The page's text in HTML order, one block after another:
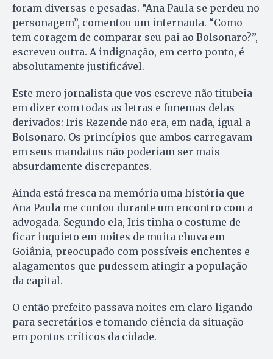
foram diversas e pesadas. “Ana Paula se perdeu no
personagem”, comentou um internauta. “Como
tem coragem de comparar seu pai ao Bolsonaro?”,
escreveu outra. A indignação, em certo ponto, é
absolutamente justificável.
Este mero jornalista que vos escreve não titubeia
em dizer com todas as letras e fonemas delas
derivados: Iris Rezende não era, em nada, igual a
Bolsonaro. Os princípios que ambos carregavam
em seus mandatos não poderiam ser mais
absurdamente discrepantes.
Ainda está fresca na memória uma história que
Ana Paula me contou durante um encontro com a
advogada. Segundo ela, Iris tinha o costume de
ficar inquieto em noites de muita chuva em
Goiânia, preocupado com possíveis enchentes e
alagamentos que pudessem atingir a população
da capital.
O então prefeito passava noites em claro ligando
para secretários e tomando ciência da situação
em pontos críticos da cidade.